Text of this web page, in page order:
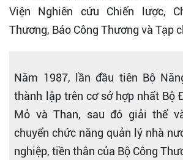
Viện Nghiên cứu Chiến lược,
Thương, Báo Công Thương và Tạp
Năm 1987, lần đầu tiên Bộ
thành lập trên cơ sở hợp nhất Bộ
Mỏ và Than, sau đó giải thể
chuyển chức năng quản lý nhà
nghiệp, tiền thân của Bộ Công